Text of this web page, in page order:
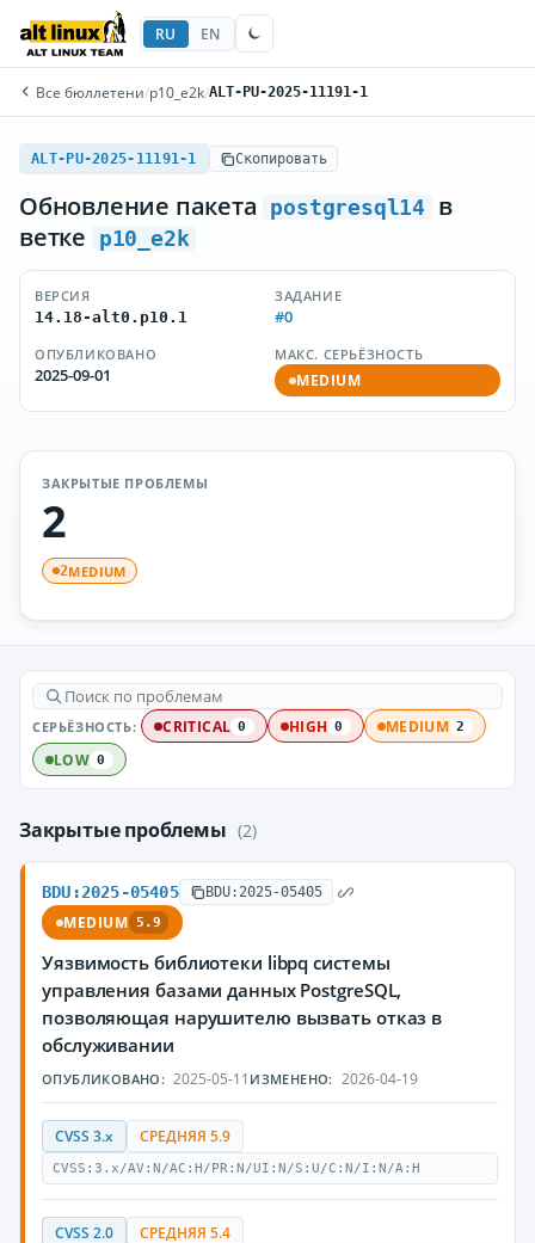
RU EN
Все бюллетени/p10_e2k/ALT-PU-2025-11191-1
ALT-PU-2025-11191-1 Скопировать
Обновление пакета postgresql14
в
ветке
p10_e2k
ВЕРСИЯ
14.18-alt0.p10.1
ЗАДАНИЕ
#0
ОПУБЛИКОВАНО
2025-09-01
МАКС. СЕРЬЁЗНОСТЬ
MEDIUM
ЗАКРЫТЫЕ ПРОБЛЕМЫ
2
2MEDIUM
СЕРЬЁЗНОСТЬ: CRITICAL 0 HIGH 0 MEDIUM 2
LOW 0
Закрытые проблемы (2)
BDU:2025-05405 BDU:2025-05405
MEDIUM 5.9
Уязвимость библиотеки libpq системы
управления базами данных PostgreSQL,
позволяющая нарушителю вызвать отказ в
обслуживании
ОПУБЛИКОВАНО: 2025-05-11 ИЗМЕНЕНО: 2026-04-19
CVSS 3.x СРЕДНЯЯ 5.9
CVSS:3.x/AV:N/AC:H/PR:N/UI:N/S:U/C:N/I:N/A:H
CVSS 2.0 СРЕДНЯЯ 5.4